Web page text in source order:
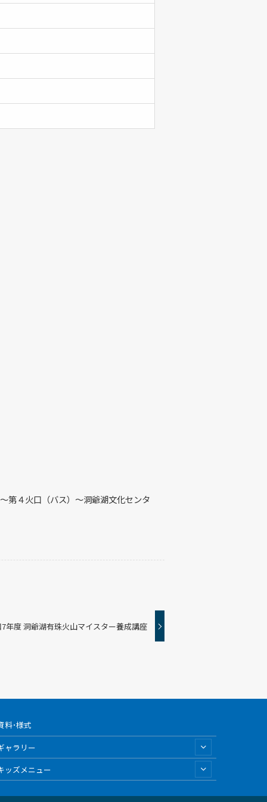
第４火口（バス）～洞爺湖文化センタ
年度 洞爺湖有珠火山マイスター養成講座
料･様式
ャラリー
ッズメニュー